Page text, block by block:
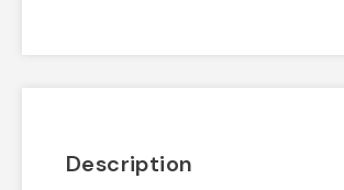
Description